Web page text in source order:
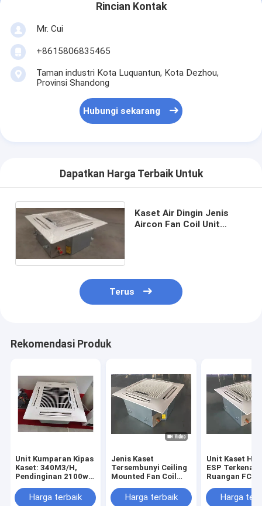
Rincian Kontak
Mr. Cui
+8615806835465
Taman industri Kota Luquantun, Kota Dezhou,
Provinsi Shandong
Hubungi sekarang
Dapatkan Harga Terbaik Untuk
Kaset Air Dingin Jenis
Aircon Fan Coil Unit
Terus
Rekomendasi Produk
Unit Kumparan Kipas
Kaset: 340M3/H,
Pendinginan 2100w
1 Kipas & Motor,
24kg
Harga terbaik
Jenis Kaset
Tersembunyi Ceiling
Mounted Fan Coil
Untuk Kamar Hotel
Harga terbaik
Unit Kaset
ESP Terkena
Ruangan FCU
Harga